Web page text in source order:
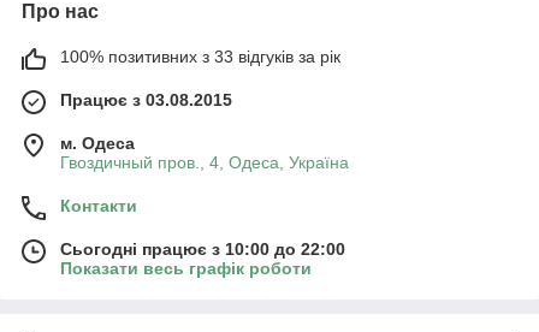
Про нас
100% позитивних з 33 відгуків за рік
Працює з 03.08.2015
м. Одеса
Гвоздичный пров., 4, Одеса, Україна
Контакти
Сьогодні працює з 10:00 до 22:00
Показати весь графік роботи